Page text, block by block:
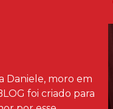
Daniele, moro em
foi criado para